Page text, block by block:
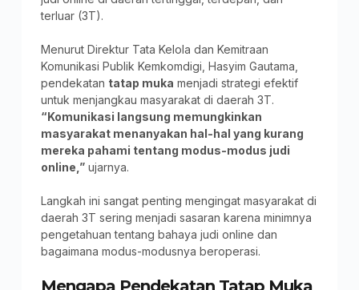
terluar (3T).
Menurut Direktur Tata Kelola dan Kemitraan
Komunikasi Publik Kemkomdigi, Hasyim Gautama,
pendekatan tatap muka menjadi strategi efektif
untuk menjangkau masyarakat di daerah 3T.
“Komunikasi langsung memungkinkan
masyarakat menanyakan hal-hal yang kurang
mereka pahami tentang modus-modus judi
online,”ujarnya.
Langkah ini sangat penting mengingat masyarakat di
daerah 3T sering menjadi sasaran karena minimnya
pengetahuan tentang bahaya judi online dan
bagaimana modus-modusnya beroperasi.
Mengapa Pendekatan Tatap Muka